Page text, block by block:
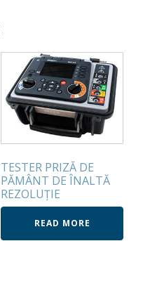
TESTER PRIZĂ DE
PĂMÂNT DE ÎNALTĂ
REZOLUȚIE
READ MORE